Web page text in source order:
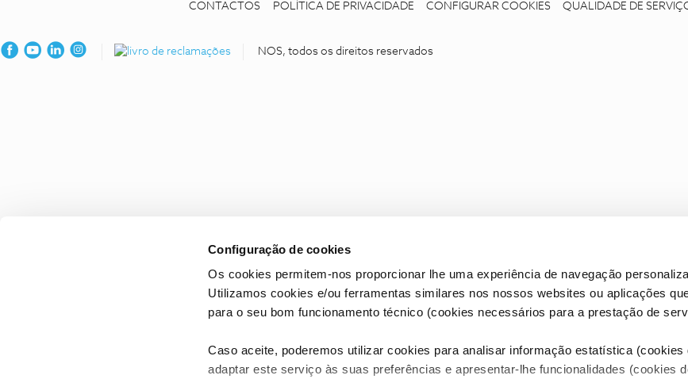
Configuração de cookies
Os cookies permitem-nos proporcionar lhe uma experiência de navegação
Utilizamos cookies e/ou ferramentas similares nos nossos websites ou aplicações
para o seu bom funcionamento técnico (cookies necessários para a prestação de
Caso aceite, poderemos utilizar cookies para analisar informação estatística (cookies
adaptar este serviço às suas preferências e apresentar-lhe funcionalidades (cookies
CONTACTOS POLÍTICA DE PRIVACIDADE CONFIGURAR COOKIES QUALIDADE DE
NOS, todos os direitos reservados